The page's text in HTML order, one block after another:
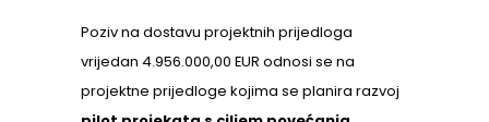
Poziv na dostavu projektnih prijedloga
vrijedan 4.956.000,00 EUR odnosi se na
projektne prijedloge kojima se planira razvoj